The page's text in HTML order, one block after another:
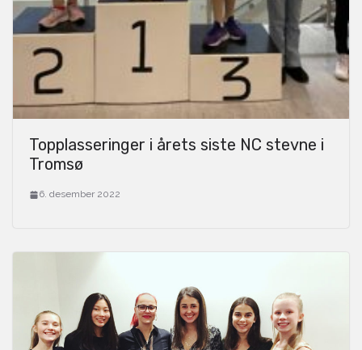
Topplasseringer i årets siste NC stevne i
Tromsø
6. desember 2022